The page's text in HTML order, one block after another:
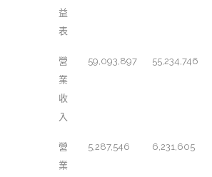
益
表
營
業
收
入
59,093,897 55,234,746
營
業
5,287,546 6,231,605